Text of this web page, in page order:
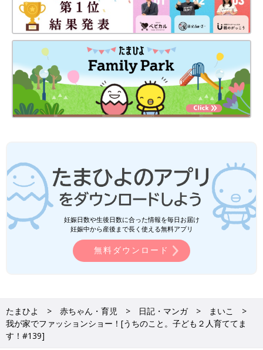
妊娠日数や生後日数に合った情報を毎日お届け
妊娠中から産後まで長く使える無料アプリ
無料ダウンロード
たまひよ 赤ちゃん・育児 日記・マンガ
まいこ
我が家でファッションショー！[うちのこと。子ども２人育ててま
す！#139]